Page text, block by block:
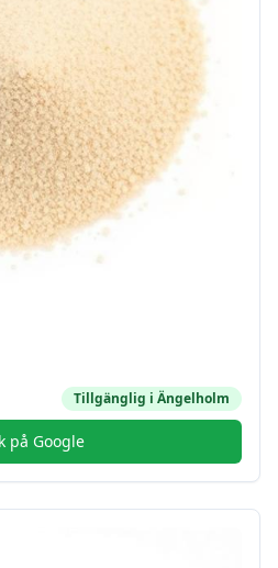
Tillgänglig i Ängelholm
på Google